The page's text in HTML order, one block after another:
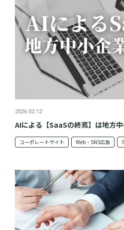
2026.02.12
AIによる【SaaSの終焉】は地方中
コーポレートサイト Web・SNS広告